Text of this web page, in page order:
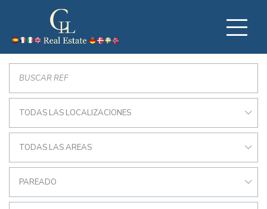
TODAS LAS LOCALIZACIONES
TODAS LAS AREAS
PAREADO